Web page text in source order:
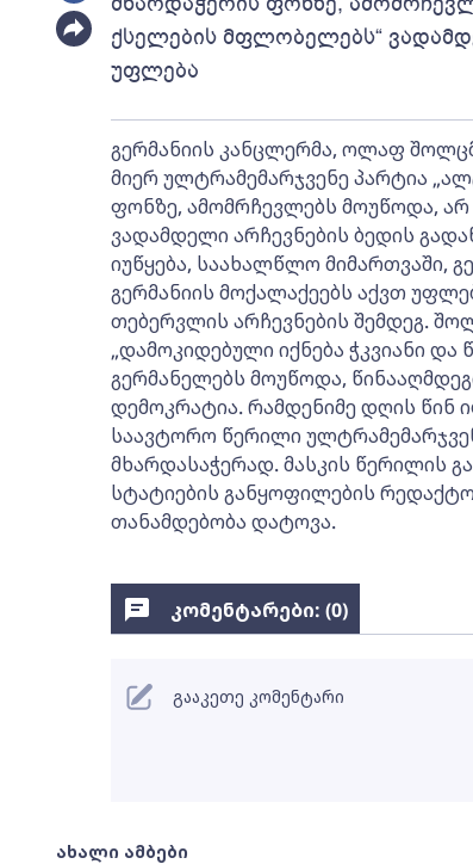
ქსელების მფლობელებს“
უფლება
გერმანიის კანცლერმა, ოლაფ
მიერ ულტრამემარჯვენე პარტია
ფონზე, ამომრჩევლებს მოუწოდა,
ვადამდელი არჩევნების ბედის
იუწყება, საახალწლო მიმართვაში,
გერმანიის მოქალაქეებს აქვთ
თებერვლის არჩევნების შემდეგ.
„დამოკიდებული იქნება ჭკვიანი და
გერმანელებს მოუწოდა,
დემოკრატია. რამდენიმე დღის წინ
საავტორო წერილი
მხარდასაჭერად. მასკის წერილის
სტატიების განყოფილების
თანამდებობა დატოვა.
ახალი ამბები
კომენტარები: (0)
გააკეთე კომენტარი